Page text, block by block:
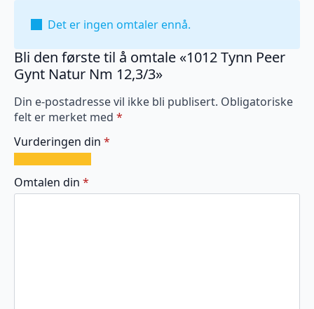
Det er ingen omtaler ennå.
Bli den første til å omtale «1012 Tynn Peer
Gynt Natur Nm 12,3/3»
Din e-postadresse vil ikke bli publisert. Obligatoriske
felt er merket med *
Vurderingen din *
av
5
av
5
av
5
av
5
av
5
Omtalen din *